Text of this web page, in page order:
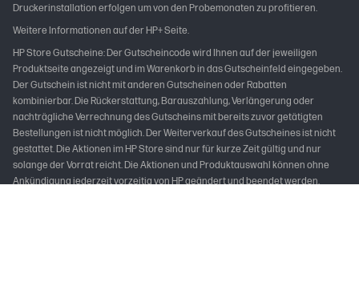
Druckerinstallation erfolgen um von den Probemonaten zu profitieren.
Weitere Informationen auf der HP+ Seite.
HP Store Gutscheine: Der Gutscheincode wird Ihnen auf der jeweiligen
Produktseite angezeigt und im Warenkorb in das Gutscheinfeld eingegeben.
Der Gutschein ist nicht mit anderen Gutscheinen oder Rabatten
kombinierbar. Die Rückerstattung, Barauszahlung, Verlängerung oder
nachträgliche Verrechnung des Gutscheins mit bereits zuvor getätigten
Bestellungen ist nicht möglich. Der Weiterverkauf des Gutscheines ist nicht
gestattet. Die Aktionen im HP Store sind nur für kurze Zeit gültig und nur
solange der Vorrat reicht. Die Aktionen und Produktauswahl können ohne
Ankündigung jederzeit vorzeitig von HP geändert und beendet werden.